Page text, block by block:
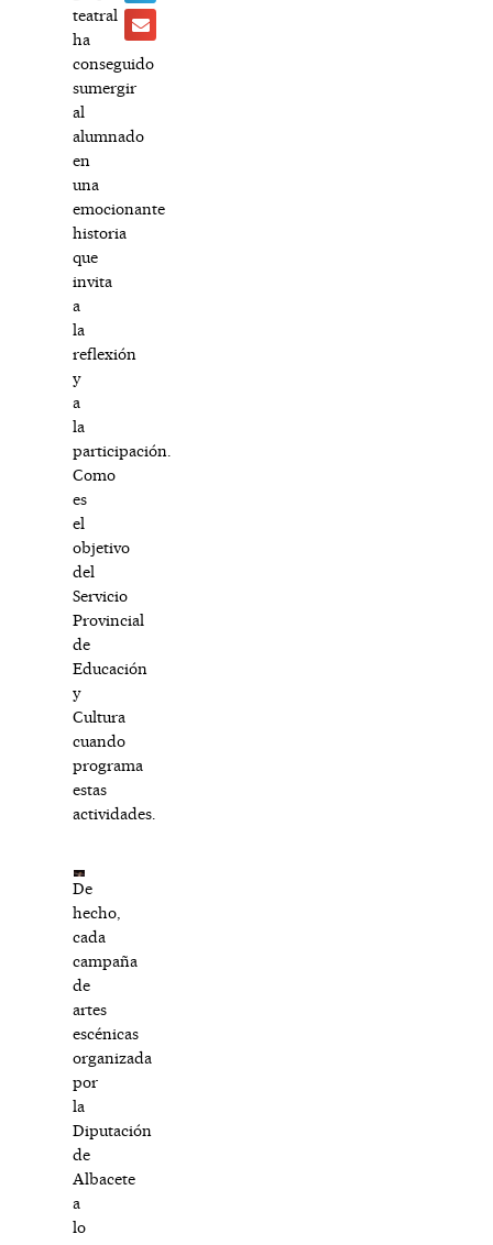
teatral
ha
conseguido
sumergir
al
alumnado
en
una
emocionante
historia
que
invita
a
la
reflexión
y
a
la
participación.
Como
es
el
objetivo
del
Servicio
Provincial
de
Educación
y
Cultura
cuando
programa
estas
actividades.
De
hecho,
cada
campaña
de
artes
escénicas
organizada
por
la
Diputación
de
Albacete
a
lo